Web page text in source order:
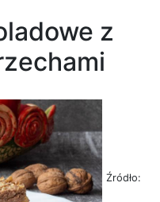
z
Źródło: